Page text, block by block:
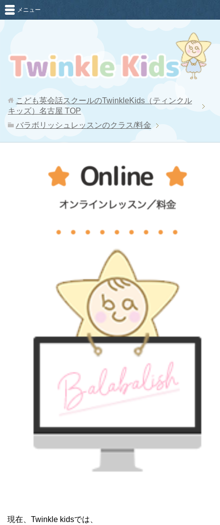
メニュー
こども英会話スクールのTwinkleKids（ティンクル
キッズ）名古屋 TOP
バラボリッシュレッスンのクラス/料金
現在、Twinkle kidsでは、